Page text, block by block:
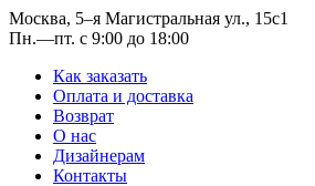
Москва, 5–я Магистральная ул., 15с1
Пн.—пт. с 9:00 до 18:00
Как заказать
Оплата и доставка
Возврат
О нас
Дизайнерам
Контакты